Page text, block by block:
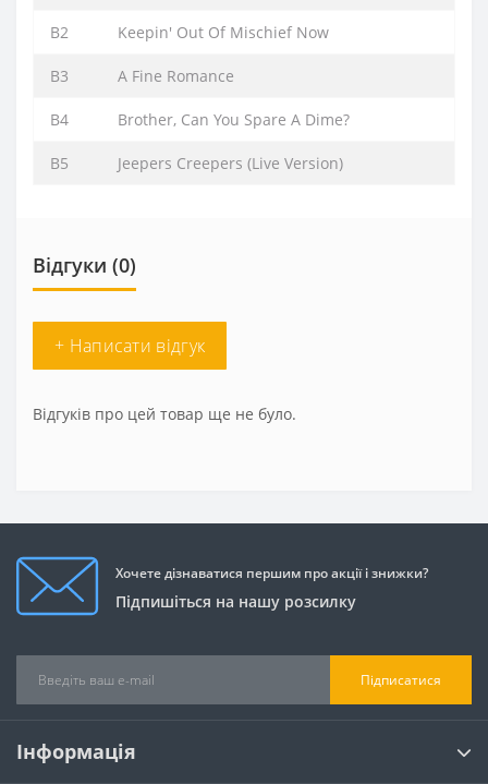
B2 Keepin' Out Of Mischief Now
B3 A Fine Romance
B4 Brother, Can You Spare A Dime?
B5 Jeepers Creepers (Live Version)
Відгуки (0)
+ Написати відгук
Відгуків про цей товар ще не було.
Хочете дізнаватися першим про акції і знижки?
Підпишіться на нашу розсилку
Підписатися
Інформація